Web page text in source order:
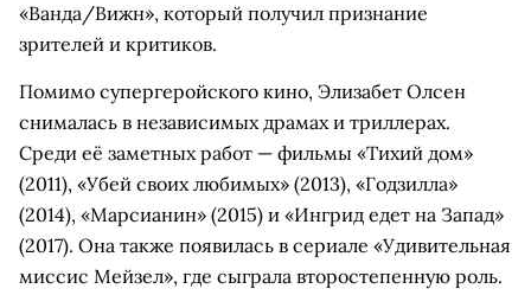
«Ванда/Вижн», который получил признание
зрителей и критиков.
Помимо супергеройского кино, Элизабет Олсен
снималась в независимых драмах и триллерах.
Среди её заметных работ — фильмы «Тихий дом»
(2011), «Убей своих любимых» (2013), «Годзилла»
(2014), «Марсианин» (2015) и «Ингрид едет на Запад»
(2017). Она также появилась в сериале «Удивительная
миссис Мейзел», где сыграла второстепенную роль.